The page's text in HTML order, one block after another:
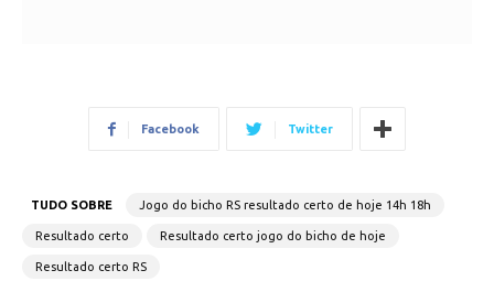
Facebook Twitter
TUDO SOBRE Jogo do bicho RS resultado certo de hoje 14h 18h
Resultado certo Resultado certo jogo do bicho de hoje
Resultado certo RS